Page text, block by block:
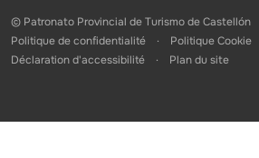
© Patronato Provincial de Turismo de Castellón
Politique de confidentialité
Politique Cookie
Déclaration d'accessibilité
Plan du site